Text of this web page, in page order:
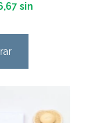
sin